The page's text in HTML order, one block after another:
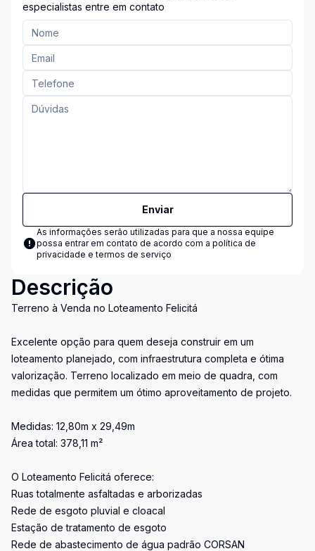
especialistas entre em contato
Enviar
As informações serão utilizadas para que a nossa equipe
possa entrar em contato de acordo com a política de
privacidade e termos de serviço
Descrição
Terreno à Venda no Loteamento Felicitá
Excelente opção para quem deseja construir em um
loteamento planejado, com infraestrutura completa e ótima
valorização. Terreno localizado em meio de quadra, com
medidas que permitem um ótimo aproveitamento de projeto.
Medidas: 12,80m x 29,49m
Área total: 378,11 m²
O Loteamento Felicitá oferece:
Ruas totalmente asfaltadas e arborizadas
Rede de esgoto pluvial e cloacal
Estação de tratamento de esgoto
Rede de abastecimento de água padrão CORSAN